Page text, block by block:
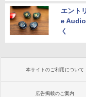
エント
e Audio
く
本サイトのご利用について
広告掲載のご案内